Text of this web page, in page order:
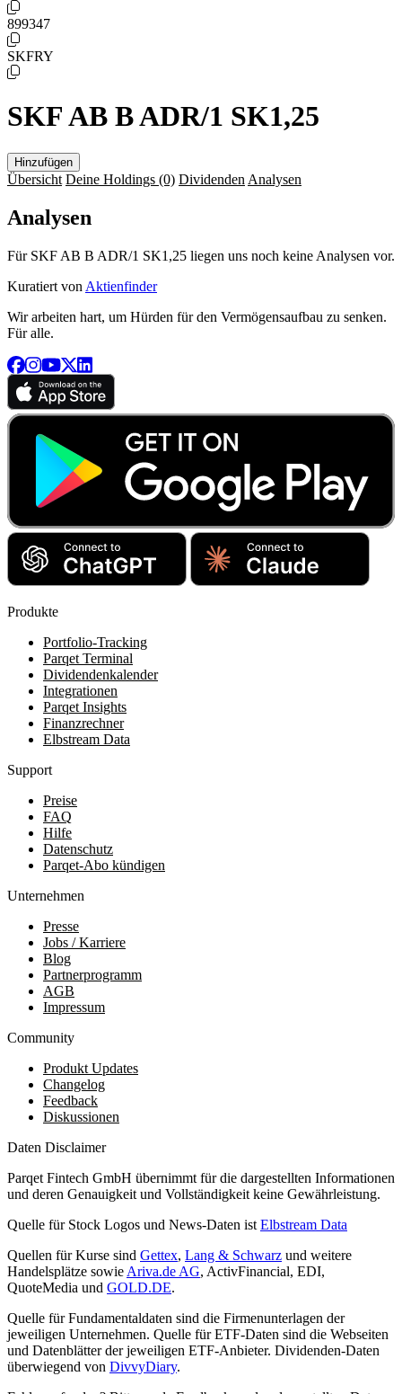
899347
SKFRY
SKF AB B ADR/1 SK1,25
Hinzufügen
Übersicht Deine Holdings (0) Dividenden Analysen
Analysen
Für SKF AB B ADR/1 SK1,25 liegen uns noch keine Analysen vor.
Kuratiert von Aktienfinder
Wir arbeiten hart, um Hürden für den Vermögensaufbau zu senken.
Für alle.
Produkte
Portfolio-Tracking
Parqet Terminal
Dividendenkalender
Integrationen
Parqet Insights
Finanzrechner
Elbstream Data
Support
Preise
FAQ
Hilfe
Datenschutz
Parqet-Abo kündigen
Unternehmen
Presse
Jobs / Karriere
Blog
Partnerprogramm
AGB
Impressum
Community
Produkt Updates
Changelog
Feedback
Diskussionen
Daten Disclaimer
Parqet Fintech GmbH übernimmt für die dargestellten Informationen
und deren Genauigkeit und Vollständigkeit keine Gewährleistung.
Quelle für Stock Logos und News-Daten ist Elbstream Data
Quellen für Kurse sind Gettex, Lang & Schwarz und weitere
Handelsplätze sowie Ariva.de AG, ActivFinancial, EDI,
QuoteMedia und GOLD.DE.
Quelle für Fundamentaldaten sind die Firmenunterlagen der
jeweiligen Unternehmen. Quelle für ETF-Daten sind die Webseiten
und Datenblätter der jeweiligen ETF-Anbieter. Dividenden-Daten
überwiegend von DivvyDiary.